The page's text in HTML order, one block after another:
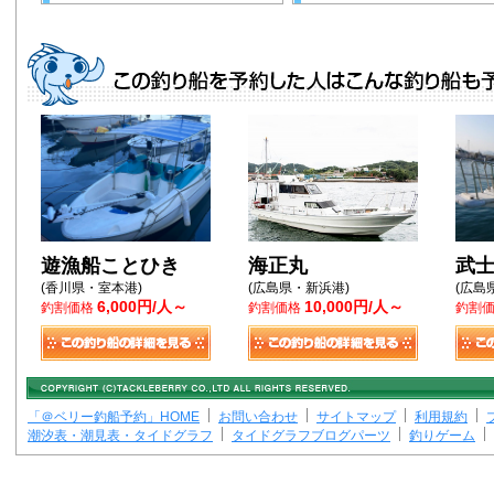
遊漁船ことひき
(香川県・室本港)
釣割価格 6,000円/人～
海正丸
(広島県・新浜港)
釣割価格 10,000円/人～
武
(広島
釣割
「＠ベリー釣船予約」HOME お問い合わせ サイトマップ 利用規約
潮汐表・潮見表・タイドグラフ
タイドグラフブログパーツ 釣りゲーム